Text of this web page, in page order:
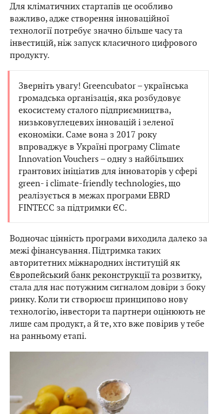
Для кліматичних стартапів це особливо
важливо, адже створення інноваційної
технології потребує значно більше часу та
інвестицій, ніж запуск класичного цифрового
продукту.
Зверніть увагу! Greencubator – українська
громадська організація, яка розбудовує
екосистему сталого підприємництва,
низьковуглецевих інновацій і зеленої
економіки. Саме вона з 2017 року
впроваджує в Україні програму Climate
Innovation Vouchers – одну з найбільших
грантових ініціатив для інноваторів у сфері
green- і climate-friendly technologies, що
реалізується в межах програми EBRD
FINTECC за підтримки ЄС.
Водночас цінність програми виходила далеко за
межі фінансування. Підтримка таких
авторитетних міжнародних інституцій як
Європейський банк реконструкції та розвитку,
стала для нас потужним сигналом довіри з боку
ринку. Коли ти створюєш принципово нову
технологію, інвестори та партнери оцінюють не
лише сам продукт, а й те, хто вже повірив у тебе
на ранньому етапі.